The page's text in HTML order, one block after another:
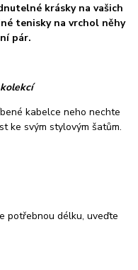
krásky na vašich
tenisky na vrchol něhy
pár.
kabelce neho nechte
ke svým stylovým šatům.
potřebnou délku, uveďte